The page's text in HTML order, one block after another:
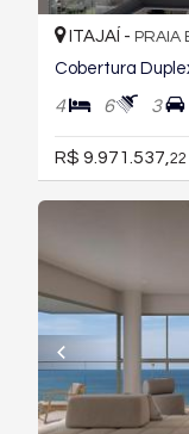
ITAJAÍ - PRAIA
Cobertura
4 6 3
R$ 9.971.537, 22